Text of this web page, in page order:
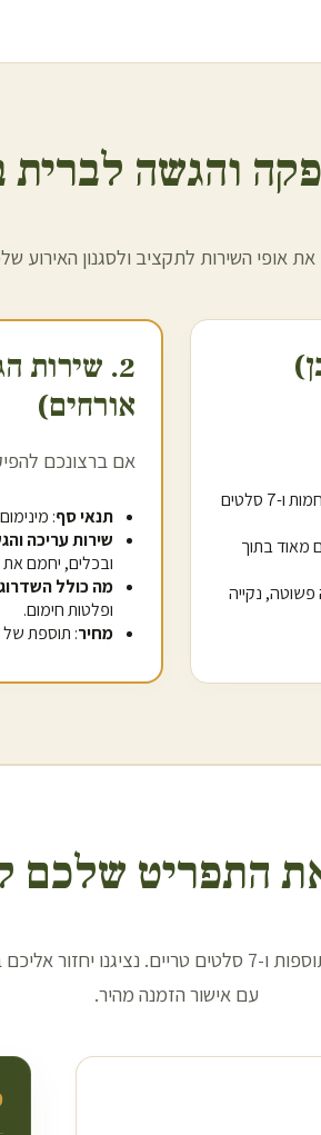
והגשה לברית
אופי השירות לתקציב ולסגנון האירוע
: מגשי אלומיניום שומרי חום עם 3 מנות עיקריות, 3 תוספות חמות ו-7 סלטים
מאוד בתוך
פשוטה, נקייה
אורחים)
אם ברצונכם
תנאי סף: מינימום **100 אורחים**
שירות עריכה
ובכלים, יחמם את
מה כולל השדרוג
ופלטות חימום.
מחיר: תוספת של 80 ₪ למנה (החל מ-138 ₪ סה"כ למנה כולל האוכל והמלצרים).
התפריט שלכם
בחרו 3 מנות עיקריות, 3 תוספות ו-7 סלטים טריים.
עם אישור הזמנה מהיר.